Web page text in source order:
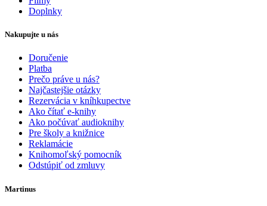
Doplnky
Nakupujte u nás
Doručenie
Platba
Prečo práve u nás?
Najčastejšie otázky
Rezervácia v kníhkupectve
Ako čítať e-knihy
Ako počúvať audioknihy
Pre školy a knižnice
Reklamácie
Knihomoľský pomocník
Odstúpiť od zmluvy
Martinus